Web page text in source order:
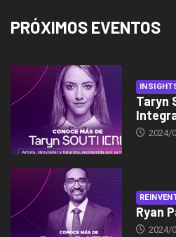
PRÓXIMOS EVENTOS
Taryn
2024/
Ryan
2024/